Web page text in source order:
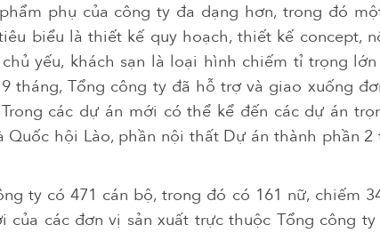
phụ của công ty đa dạng hơn, trong đó
biểu là thiết kế quy hoạch, thiết kế concept,
yếu, khách sạn là loại hình chiếm tỉ trọng
tháng, Tổng công ty đã hỗ trợ và giao xuống
các dự án mới có thể kể đến các dự án
hội Lào, phần nội thất Dự án thành phần 2
ty có 471 cán bộ, trong đó có 161 nữ, chiếm
của các đơn vị sản xuất trực thuộc Tổng công